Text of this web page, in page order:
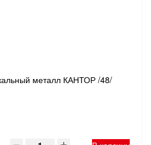
металл КАНТОР /48/